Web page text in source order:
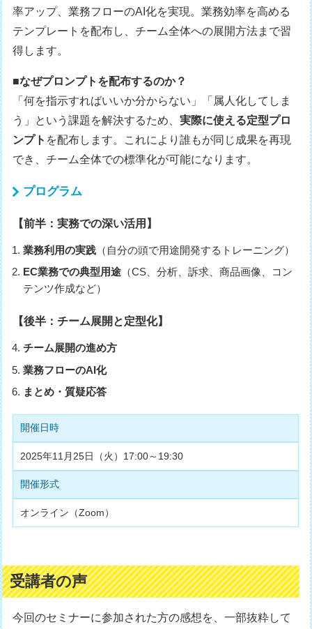
率アップ、業務フローのAI化を実現。業務効率を高める
テンプレートを配布し、チーム全体への展開方法まで習
得します。
■なぜプロンプトを配布するのか？
「何を指示すればいいか分からない」「属人化してしま
う」という課題を解決するため、実際に使える定型プロ
ンプト を配布します。これにより誰もが同じ成果を再現
でき、チーム全体での標準化が可能になります。
プログラム
【前半：実務での深い活用】
業務利用の実践 （自分の頭で用途開発するトレーニング）
EC業務での典型用途 （CS、分析、訴求、商品画像、コン
テンツ作成など）
【後半：チーム展開と定型化】
チーム展開の進め方
業務フローのAI化
まとめ・質疑応答
開催日時
2025年11月25日（火）17:00～19:30
開催形式
オンライン（Zoom）
受講者の声
今回のセミナーに参加された方の感想を、一部抜粋して